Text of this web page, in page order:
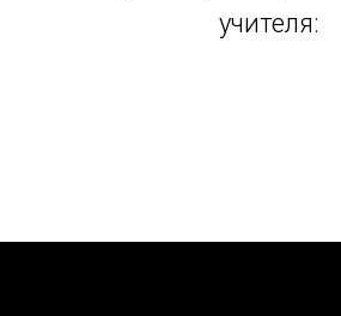
учителя: